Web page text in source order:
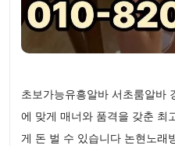
초보가능유흥알바 서초룸알바
에 맞게 매너와 품격을 갖춘 최
게 돈 벌 수 있습니다 논현노래